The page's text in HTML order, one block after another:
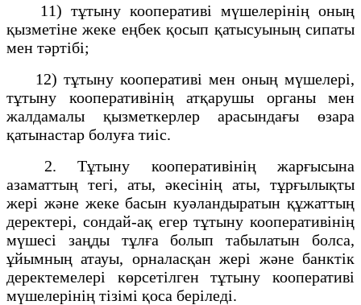
11) тұтыну кооперативi мүшелерiнiң оның
қызметiне жеке еңбек қосып қатысуының сипаты
мен тәртiбi;
12) тұтыну кооперативi мен оның мүшелерi,
тұтыну кооперативiнiң атқарушы органы мен
жалдамалы қызметкерлер арасындағы өзара
қатынастар болуға тиiс.
2. Тұтыну кооперативiнiң жарғысына
азаматтың тегі, аты, әкесінің аты, тұрғылықты
жерi және жеке басын куәландыратын құжаттың
деректерi, сондай-ақ егер тұтыну кооперативінің
мүшесі заңды тұлға болып табылатын болса,
ұйымның атауы, орналасқан жері және банктік
деректемелері көрсетiлген тұтыну кооперативi
мүшелерiнiң тiзiмі қоса беріледi.